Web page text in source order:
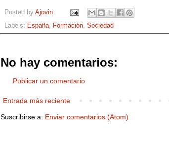
Posted by Ajovin
Labels: España Formación Sociedad
No hay comentarios:
Publicar un comentario
Entrada más reciente
Suscribirse a: Enviar comentarios (Atom)